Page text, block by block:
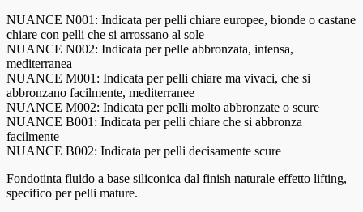
NUANCE N001: Indicata per pelli chiare europee, bionde o castane
chiare con pelli che si arrossano al sole
NUANCE N002: Indicata per pelle abbronzata, intensa,
mediterranea
NUANCE M001: Indicata per pelli chiare ma vivaci, che si
abbronzano facilmente, mediterranee
NUANCE M002: Indicata per pelli molto abbronzate o scure
NUANCE B001: Indicata per pelli chiare che si abbronza
facilmente
NUANCE B002: Indicata per pelli decisamente scure
Fondotinta fluido a base siliconica dal finish naturale effetto lifting,
specifico per pelli mature.